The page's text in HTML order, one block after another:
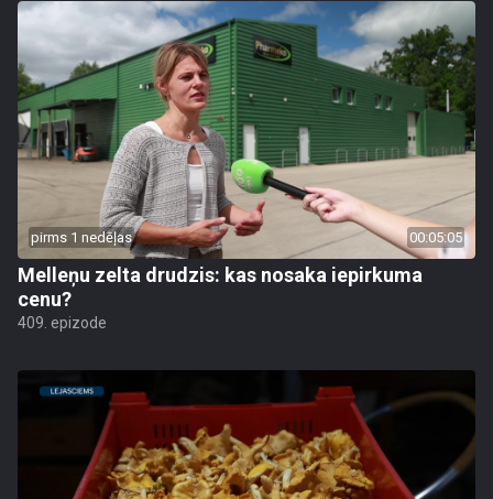
pirms 1 nedēļas 00:05:05
Melleņu zelta drudzis: kas nosaka iepirkuma
cenu?
409. epizode